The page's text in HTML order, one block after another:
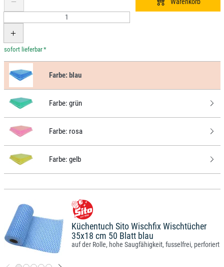
*
Farbe:blau
Farbe: grün
Farbe: rosa
Farbe: gelb
Küchentuch Sito Wischfix Wischtücher
35x18 cm 50 Blatt blau
auf der Rolle, hohe Saugfähigkeit, fusselfrei, perforiert